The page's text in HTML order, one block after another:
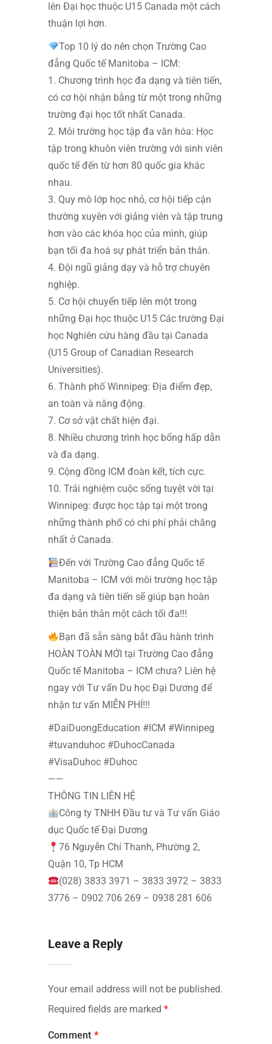
lên Đại học thuộc U15 Canada một cách
thuận lợi hơn.
Top 10 lý do nên chọn Trường Cao
đẳng Quốc tế Manitoba – ICM:
1. Chương trình học đa dạng và tiên tiến,
có cơ hội nhận bằng từ một trong những
trường đại học tốt nhất Canada.
2. Môi trường học tập đa văn hóa: Học
tập trong khuôn viên trường với sinh viên
quốc tế đến từ hơn 80 quốc gia khác
nhau.
3. Quy mô lớp học nhỏ, cơ hội tiếp cận
thường xuyên với giảng viên và tập trung
hơn vào các khóa học của mình, giúp
bạn tối đa hoá sự phát triển bản thân.
4. Đội ngũ giảng dạy và hỗ trợ chuyên
nghiệp.
5. Cơ hội chuyển tiếp lên một trong
những Đại học thuộc U15 Các trường Đại
học Nghiên cứu hàng đầu tại Canada
(U15 Group of Canadian Research
Universities).
6. Thành phố Winnipeg: Địa điểm đẹp,
an toàn và năng động.
7. Cơ sở vật chất hiện đại.
8. Nhiều chương trình học bổng hấp dẫn
và đa dạng.
9. Cộng đồng ICM đoàn kết, tích cực.
10. Trải nghiệm cuộc sống tuyệt vời tại
Winnipeg: được học tập tại một trong
những thành phố có chi phí phải chăng
nhất ở Canada.
Đến với Trường Cao đẳng Quốc tế
Manitoba – ICM với môi trường học tập
đa dạng và tiên tiến sẽ giúp bạn hoàn
thiện bản thân một cách tối đa!!!
Bạn đã sẵn sàng bắt đầu hành trình
HOÀN TOÀN MỚI tại Trường Cao đẳng
Quốc tế Manitoba – ICM chưa? Liên hệ
ngay với Tư vấn Du học Đại Dương để
nhận tư vấn MIỄN PHÍ!!!
#DaiDuongEducation #ICM #Winnipeg
#tuvanduhoc #DuhocCanada
#VisaDuhoc #Duhoc
——
THÔNG TIN LIÊN HỆ
Công ty TNHH Đầu tư và Tư vấn Giáo
dục Quốc tế Đại Dương
76 Nguyễn Chí Thanh, Phường 2,
Quận 10, Tp HCM
(028) 3833 3971 – 3833 3972 – 3833
3776 – 0902 706 269 – 0938 281 606
Leave a Reply
Your email address will not be published.
Required fields are marked *
Comment *